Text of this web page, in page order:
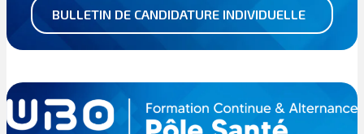
BULLETIN DE CANDIDATURE INDIVIDUELLE